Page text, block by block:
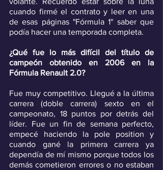
cuando firmé el contrato y leer en una
de esas páginas "Fórmula 1" saber que
podía hacer una temporada completa.
¿Qué fue lo más difícil del título de
campeón obtenido en 2006 en la
Fórmula Renault 2.0?
Fue muy competitivo. Llegué a la última
carrera (doble carrera) sexto en el
campeonato, 18 puntos por detrás del
líder. Fue un fin de semana perfecto,
empecé haciendo la pole position y
cuando gané la primera carrera ya
dependía de mí mismo porque todos los
demás cometieron errores o no estaban